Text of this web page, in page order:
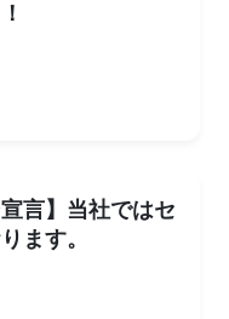
言】当社ではセ
ます。